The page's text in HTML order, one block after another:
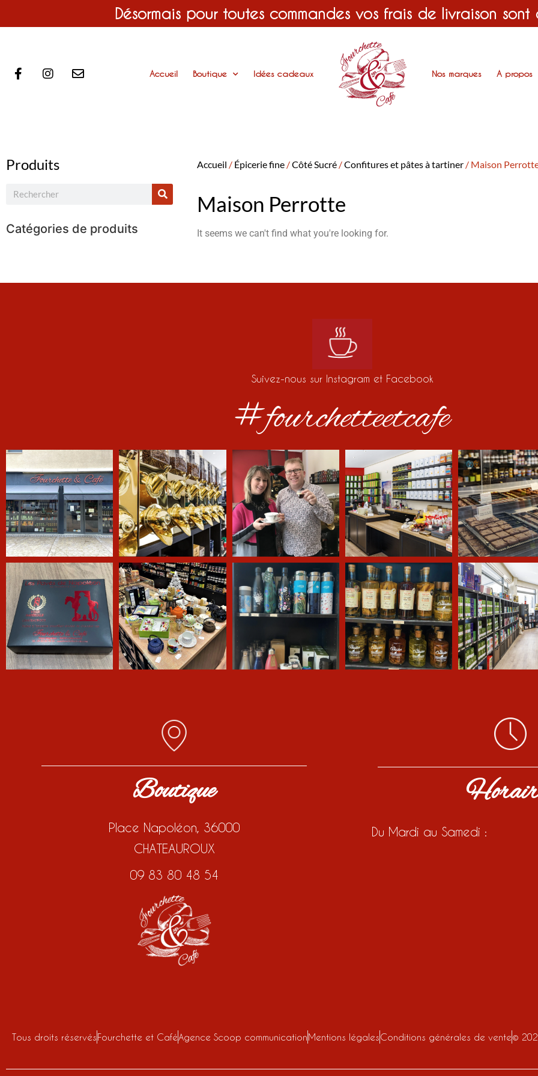
Désormais pour toutes commandes vos frais de livraison
Accueil Boutique Idées cadeaux Nos marques A propos
Produits
Catégories de produits
Accueil / Épicerie fine /Côté Sucré /Confitures et pâtes à tartiner / Maison
Maison Perrotte
It seems we can't find what you're looking for.
Suivez-nous sur Instagram et Facebook
#fourchetteetcafe
Boutique
Place Napoléon, 36000
CHATEAUROUX
09 83 80 48 54
Du Mardi au Samedi :
Tous droits réservésFourchette et CaféAgence Scoop communicationMentions légalesConditions générales de vente©